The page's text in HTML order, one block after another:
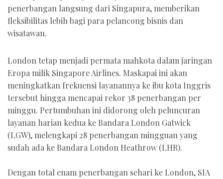
penerbangan langsung dari Singapura, memberikan
fleksibilitas lebih bagi para pelancong bisnis dan
wisatawan.
London tetap menjadi permata mahkota dalam jaringan
Eropa milik Singapore Airlines. Maskapai ini akan
meningkatkan frekuensi layanannya ke ibu kota Inggris
tersebut hingga mencapai rekor 38 penerbangan per
minggu. Pertumbuhan ini didorong oleh peluncuran
layanan harian kedua ke Bandara London Gatwick
(LGW), melengkapi 28 penerbangan mingguan yang
sudah ada ke Bandara London Heathrow (LHR).
Dengan total enam penerbangan sehari ke London, SIA